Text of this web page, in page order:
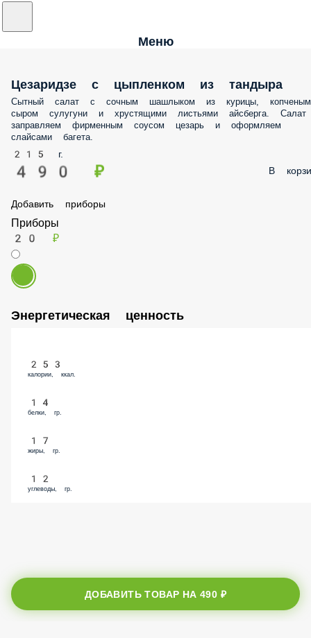
Меню
Цезаридзе с цыпленком из тандыра
Сытный салат с сочным шашлыком из курицы, копченым
сыром сулугуни и хрустящими листьями айсберга. Салат
заправляем фирменным соусом цезарь и оформляем
слайсами багета.
215 г.
490 ₽ В
Добавить приборы
Приборы
20 ₽
Энергетическая ценность
253
14
17
12
ДОБАВИТЬ ТОВАР НА490 ₽